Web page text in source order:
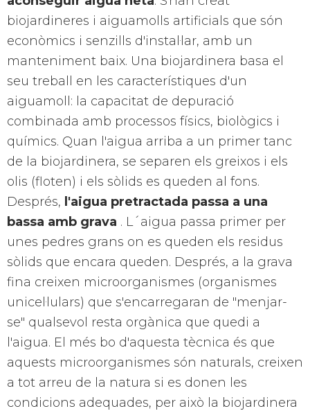
biojardineres i aiguamolls artificials que són
econòmics i senzills d'instal·lar, amb un
manteniment baix. Una biojardinera basa el
seu treball en les característiques d'un
aiguamoll: la capacitat de depuració
combinada amb processos físics, biològics i
químics. Quan l'aigua arriba a un primer tanc
de la biojardinera, se separen els greixos i els
olis (floten) i els sòlids es queden al fons.
Després, l'aigua pretractada passa a una
bassa amb grava . L´aigua passa primer per
unes pedres grans on es queden els residus
sòlids que encara queden. Després, a la grava
fina creixen microorganismes (organismes
unicel·lulars) que s'encarregaran de "menjar-
se" qualsevol resta orgànica que quedi a
l'aigua. El més bo d'aquesta tècnica és que
aquests microorganismes són naturals, creixen
a tot arreu de la natura si es donen les
condicions adequades, per això la biojardinera